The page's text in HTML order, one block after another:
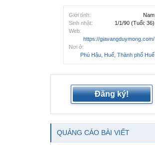
Giới tính:
Nam
Sinh nhật:
1/1/90 (Tuổi: 36)
Web:
https://giavangduymong.com/
Nơi ở:
Phú Hậu, Huế, Thành phố Huế
Đăng ký!
QUẢNG CÁO BÀI VIẾT